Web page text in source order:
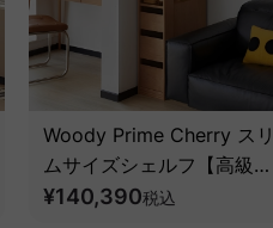
Woody Prime Cherry スリ
ムサイズシェルフ【高級天
然チェリー材】
¥140,390税込